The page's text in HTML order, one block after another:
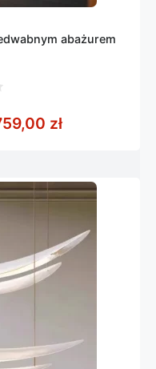
abażurem
złZakres cen: